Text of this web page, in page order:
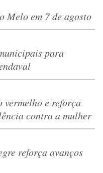
Melo em 7 de agosto
para
vermelho e reforça
contra a mulher
reforça avanços